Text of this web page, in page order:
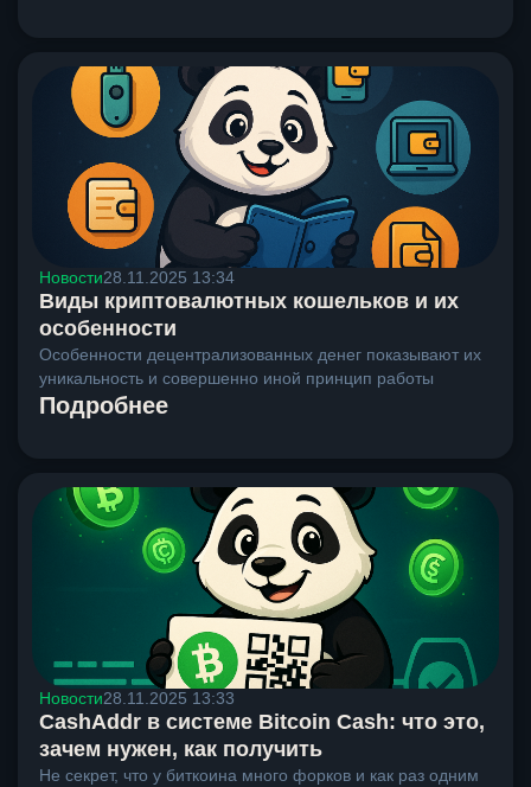
Новости28.11.2025 13:34
Виды криптовалютных кошельков и их
особенности
Особенности децентрализованных денег показывают их
уникальность и совершенно иной принцип работы
Подробнее
Новости28.11.2025 13:33
CashAddr в системе Bitcoin Cash: что это,
зачем нужен, как получить
Не секрет, что у биткоина много форков и как раз одним